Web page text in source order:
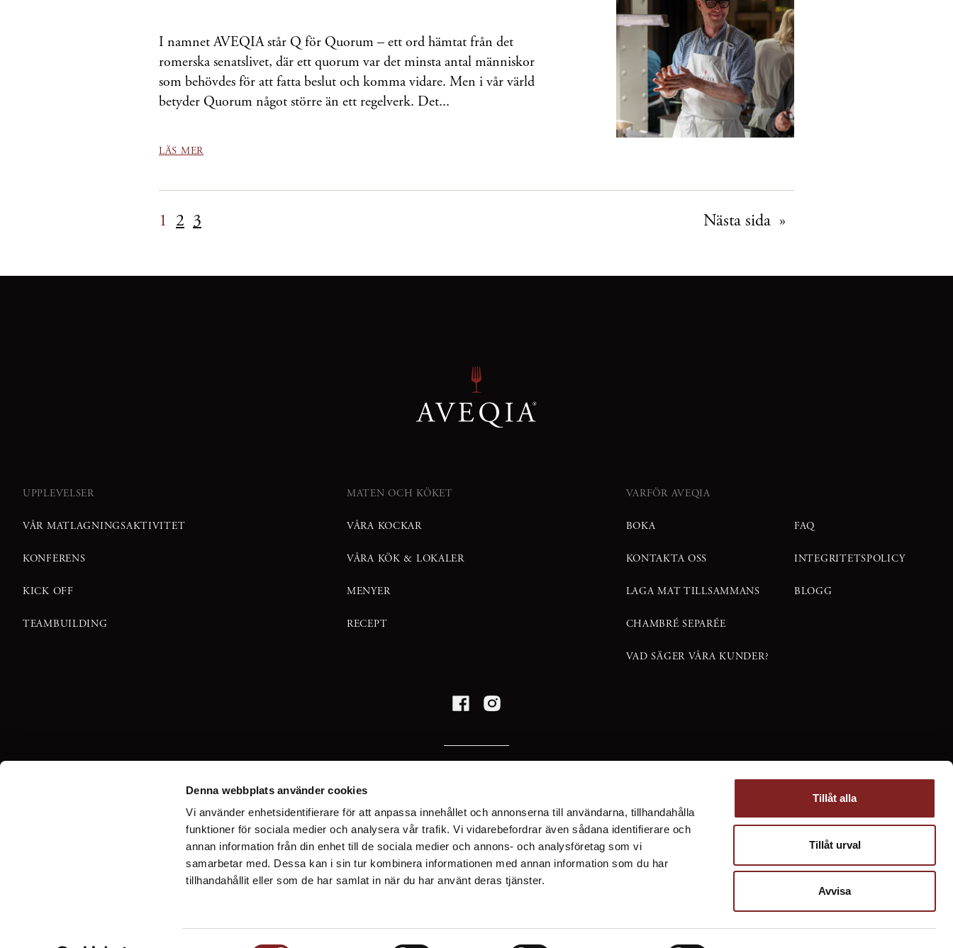
Denna webbplats använder cookies
Vi använder enhetsidentifierare för att anpassa innehållet och annonserna till användarna, tillhandahålla
funktioner för sociala medier och analysera vår trafik. Vi vidarebefordrar även sådana identifierare och
annan information från din enhet till de sociala medier och annons- och analysföretag som vi
samarbetar med. Dessa kan i sin tur kombinera informationen med annan information som du har
tillhandahållit eller som de har samlat in när du har använt deras tjänster.
Tillåt alla
Tillåt urval
Avvisa
I namnet AVEQIA står Q för Quorum – ett ord hämtat från det
romerska senatslivet, där ett quorum var det minsta antal människor
som behövdes för att fatta beslut och komma vidare. Men i vår värld
betyder Quorum något större än ett regelverk. Det...
LÄS MER
Sidnumrering
1 2 3 Nästa sida
UPPLEVELSER
VÅR MATLAGNINGSAKTIVITET
KONFERENS
KICK OFF
TEAMBUILDING
MATEN OCH KÖKET
VÅRA KOCKAR
VÅRA KÖK & LOKALER
MENYER
RECEPT
VARFÖR AVEQIA
BOKA
KONTAKTA OSS
LAGA MAT TILLSAMMANS
CHAMBRÉ SEPARÉE
VAD SÄGER VÅRA KUNDER?
FAQ
INTEGRITETSPOLICY
BLOGG
TULEGATAN 11,
TEL
08-522 703 70